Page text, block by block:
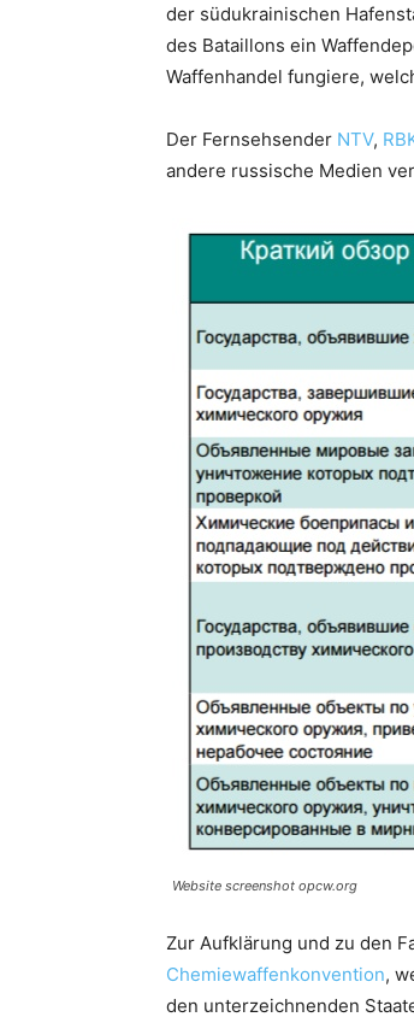
der südukrainischen
des Bataillons ein
Waffenhandel fungiere,
Der Fernsehsender NTV,
andere russische Medien
Website screenshot opcw.org
Zur Aufklärung und zu den
Chemiewaffenkonvention,
den unterzeichnenden